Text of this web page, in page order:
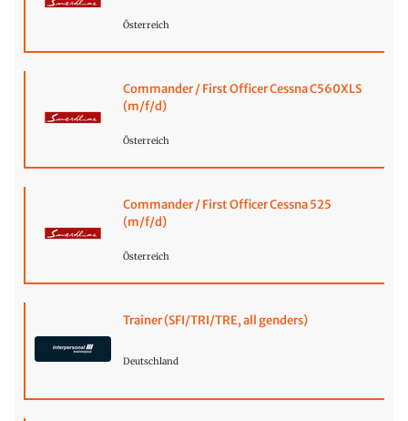
Österreich
Commander / First Officer Cessna C560XLS
(m/f/d)
Österreich
Commander / First Officer Cessna 525
(m/f/d)
Österreich
Trainer (SFI/TRI/TRE, all genders)
Deutschland